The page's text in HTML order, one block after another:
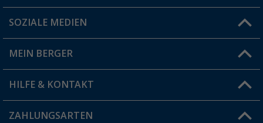
Du hast eine Frage?
Filiale finden
SOZIALE MEDIEN
MEIN BERGER
Vorteilskarte
Blog
HILFE & KONTAKT
FAQ & Kontakt
ZAHLUNGSARTEN